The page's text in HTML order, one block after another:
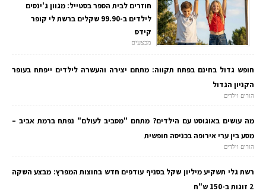
חוזרים לבית הספר בסטייל: מגוון ג'ינסים
לילדים ב-99.90 שקלים ברשת לי קופר
קידס
מבצעים
חופש גדול בחינם בפתח תקווה: מתחם יצירה והעשרה לילדים ייפתח בעופר
הקניון הגדול
הורים וילדים
מה עושים באוגוסט עם הילדים? מתחם "מסביב לעולם" נפתח ברמת אביב –
מסע בין ערי אירופה בכניסה חופשית
הורים וילדים
רשת גלי תשקיע מיליון שקל בסניף עודפים חדש בחוצות המפרץ: מבצע השקה
2 זוגות ב-150 ש"ח